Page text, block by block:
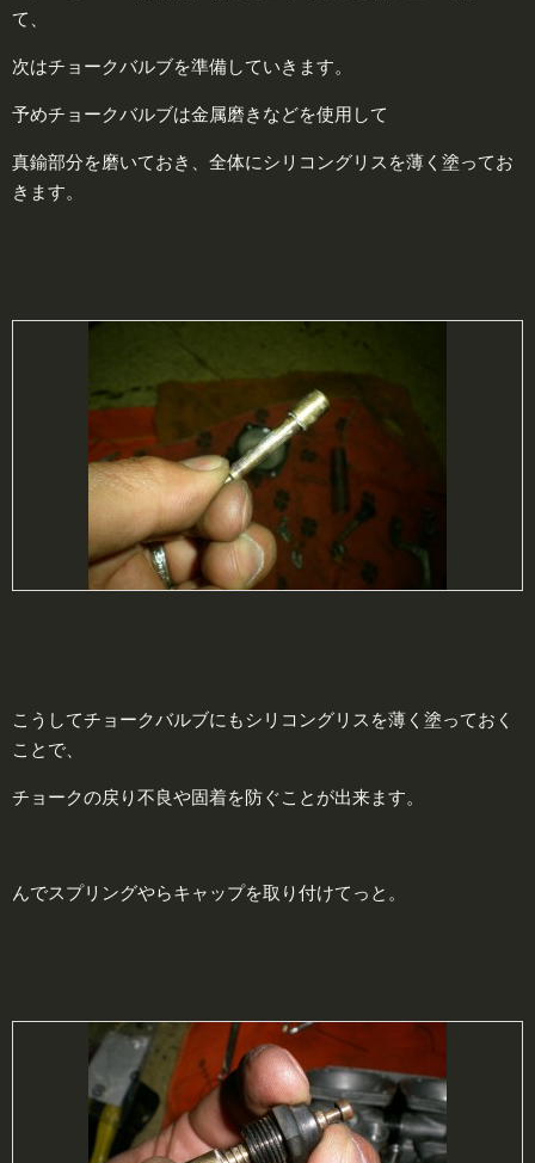
て、
次はチョークバルブを準備していきます。
予めチョークバルブは金属磨きなどを使用して
真鍮部分を磨いておき、全体にシリコングリスを薄く塗ってお
きます。
こうしてチョークバルブにもシリコングリスを薄く塗っておく
ことで、
チョークの戻り不良や固着を防ぐことが出来ます。
んでスプリングやらキャップを取り付けてっと。